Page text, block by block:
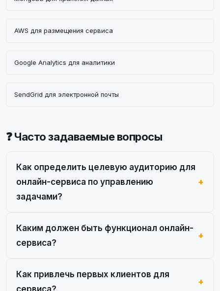
AWS для размещения сервиса
Google Analytics для аналитики
SendGrid для электронной почты
❓ Часто задаваемые вопросы
Как определить целевую аудиторию для
онлайн-сервиса по управлению
задачами?
Каким должен быть функционал онлайн-
сервиса?
Как привлечь первых клиентов для
сервиса?